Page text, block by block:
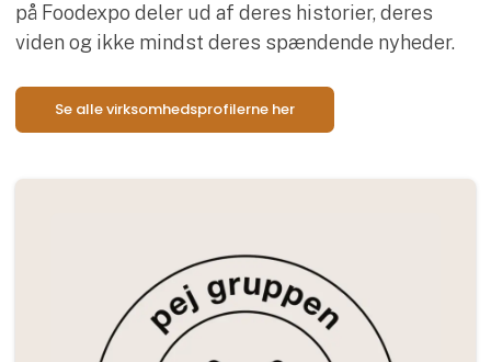
på Foodexpo deler ud af deres historier, deres
viden og ikke mindst deres spændende nyheder.
Se alle virksomhedsprofilerne her